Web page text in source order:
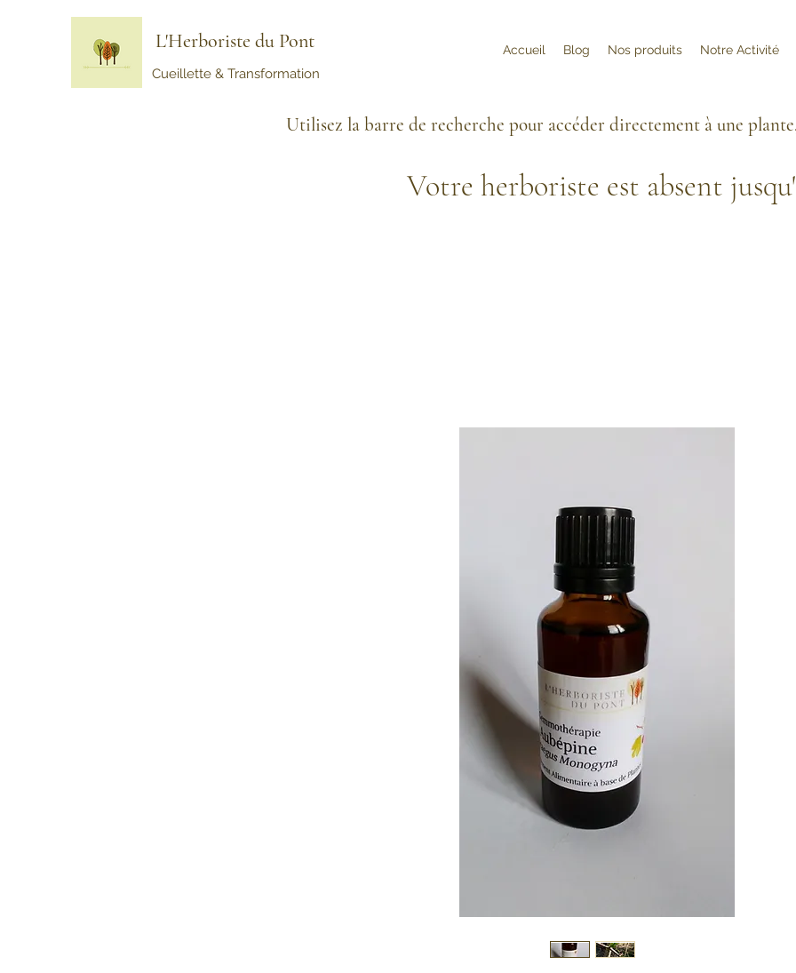
L'Herboriste du Pont
Cueillette & Transformation
Accueil Blog Nos produits Notre Activité
Utilisez la barre de recherche pour accéder directement à une
Votre herboriste est absent